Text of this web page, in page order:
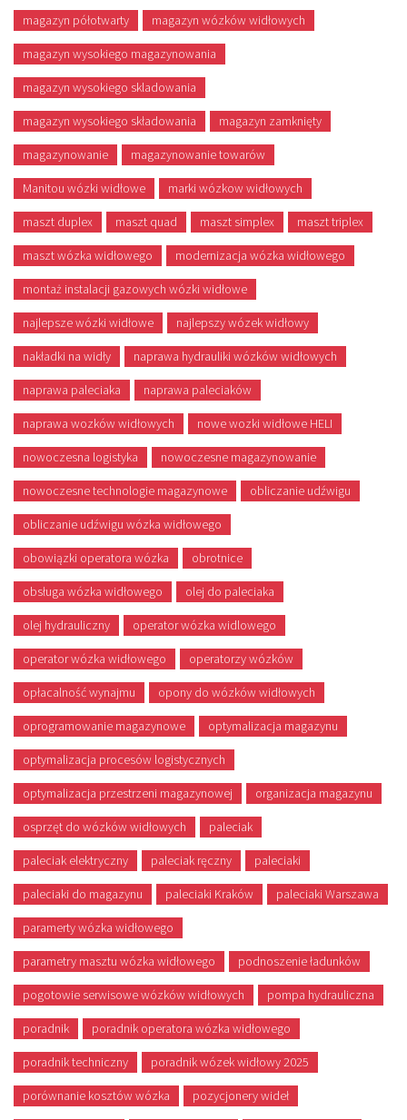
magazyn półotwarty magazyn wózków widłowych
magazyn wysokiego magazynowania
magazyn wysokiego skladowania
magazyn wysokiego składowania magazyn zamknięty
magazynowanie magazynowanie towarów
Manitou wózki widłowe marki wózkow widłowych
maszt duplex maszt quad maszt simplex maszt triplex
maszt wózka widłowego modernizacja wózka widłowego
montaż instalacji gazowych wózki widłowe
najlepsze wózki widłowe najlepszy wózek widłowy
nakładki na widły naprawa hydrauliki wózków widłowych
naprawa paleciaka naprawa paleciaków
naprawa wozków widłowych nowe wozki widłowe HELI
nowoczesna logistyka nowoczesne magazynowanie
nowoczesne technologie magazynowe obliczanie udźwigu
obliczanie udźwigu wózka widłowego
obowiązki operatora wózka obrotnice
obsługa wózka widłowego olej do paleciaka
olej hydrauliczny operator wózka widlowego
operator wózka widłowego operatorzy wózków
opłacalność wynajmu opony do wózków widłowych
oprogramowanie magazynowe optymalizacja magazynu
optymalizacja procesów logistycznych
optymalizacja przestrzeni magazynowej organizacja magazynu
osprzęt do wózków widłowych paleciak
paleciak elektryczny paleciak ręczny paleciaki
paleciaki do magazynu paleciaki Kraków paleciaki Warszawa
paramerty wózka widłowego
parametry masztu wózka widłowego podnoszenie ładunków
pogotowie serwisowe wózków widłowych pompa hydrauliczna
poradnik poradnik operatora wózka widłowego
poradnik techniczny poradnik wózek widłowy 2025
porównanie kosztów wózka pozycjonery wideł